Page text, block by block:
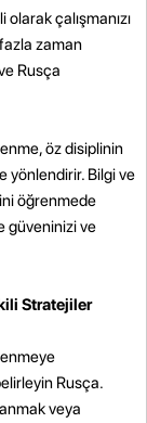
çalışmanızı
zaman
Rusça
öz disiplinin
yönlendirir. Bilgi ve
öğrenmede
güveninizi ve
Stratejiler
Rusça.
veya